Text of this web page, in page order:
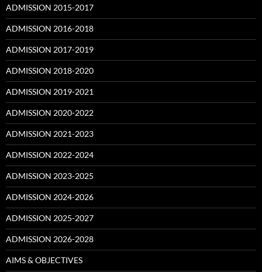
ADMISSION 2015-2017
ADMISSION 2016-2018
ADMISSION 2017-2019
ADMISSION 2018-2020
ADMISSION 2019-2021
ADMISSION 2020-2022
ADMISSION 2021-2023
ADMISSION 2022-2024
ADMISSION 2023-2025
ADMISSION 2024-2026
ADMISSION 2025-2027
ADMISSION 2026-2028
AIMS & OBJECTIVES